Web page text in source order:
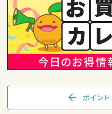
arrow_back ポイント